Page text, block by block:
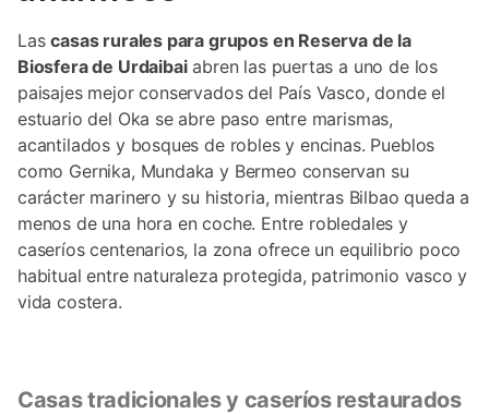
Lascasas rurales para grupos en Reserva de la
Biosfera de Urdaibaiabren las puertas a uno de los
paisajes mejor conservados del País Vasco, donde el
estuario del Oka se abre paso entre marismas,
acantilados y bosques de robles y encinas. Pueblos
como Gernika, Mundaka y Bermeo conservan su
carácter marinero y su historia, mientras Bilbao queda a
menos de una hora en coche. Entre robledales y
caseríos centenarios, la zona ofrece un equilibrio poco
habitual entre naturaleza protegida, patrimonio vasco y
vida costera.
Casas tradicionales y caseríos restaurados